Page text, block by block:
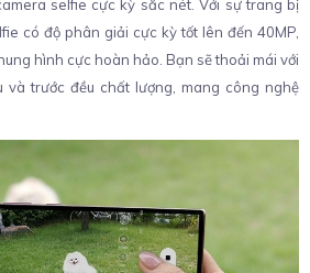
selfie cực kỳ sắc nét. Với sự trang bị
có độ phân giải cực kỳ tốt lên đến 40MP,
hình cực hoàn hảo. Bạn sẽ thoải mái với
và trước đều chất lượng, mang công nghệ